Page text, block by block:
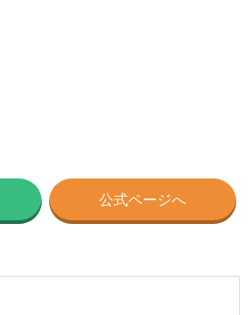
公式ページへ